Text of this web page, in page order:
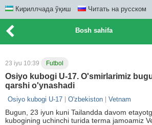
Кириллчада ўқиш Читать на русском
Bosh sahifa
23 iyu 10:39 Futbol
Osiyo kubogi U-17. O'smirlarimiz
qarshi o'ynashadi
Osiyo kubogi U-17 O'zbekiston Vetnam
Bugun, 23 iyun kuni Tailandda davom
kubogining uchinchi turida terma jamoamiz